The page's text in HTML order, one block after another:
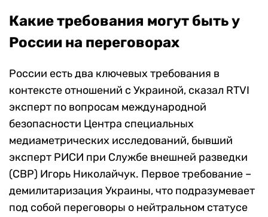
Какие требования могут быть у
России на переговорах
России есть два ключевых требования в
контексте отношений с Украиной, сказал RTVI
эксперт по вопросам международной
безопасности Центра специальных
медиаметрических исследований, бывший
эксперт РИСИ при Службе внешней разведки
(СВР) Игорь Николайчук. Первое требование –
демилитаризация Украины, что подразумевает
под собой переговоры о нейтральном статусе